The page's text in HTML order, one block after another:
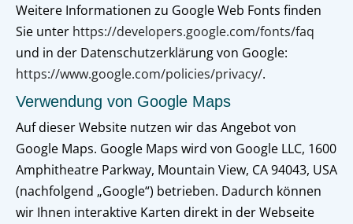
Weitere Informationen zu Google Web Fonts finden
Sie unter https://developers.google.com/fonts/faq
und in der Datenschutzerklärung von Google:
https://www.google.com/policies/privacy/.
Verwendung von Google Maps
Auf dieser Website nutzen wir das Angebot von
Google Maps. Google Maps wird von Google LLC, 1600
Amphitheatre Parkway, Mountain View, CA 94043, USA
(nachfolgend „Google“) betrieben. Dadurch können
wir Ihnen interaktive Karten direkt in der Webseite